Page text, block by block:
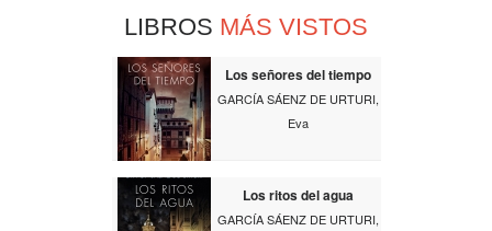
LIBROS MÁS VISTOS
Los señores del tiempo
GARCÍA SÁENZ DE URTURI,
Eva
Los ritos del agua
GARCÍA SÁENZ DE URTURI,